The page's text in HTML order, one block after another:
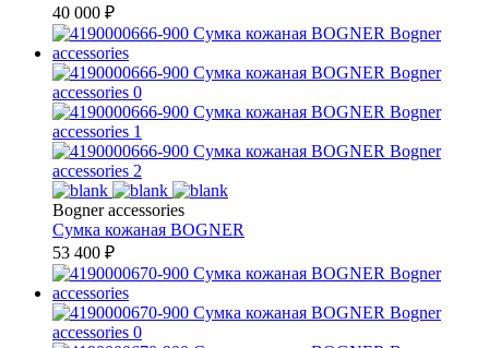
40 000 ₽
Bogner accessories
Сумка кожаная BOGNER
53 400 ₽